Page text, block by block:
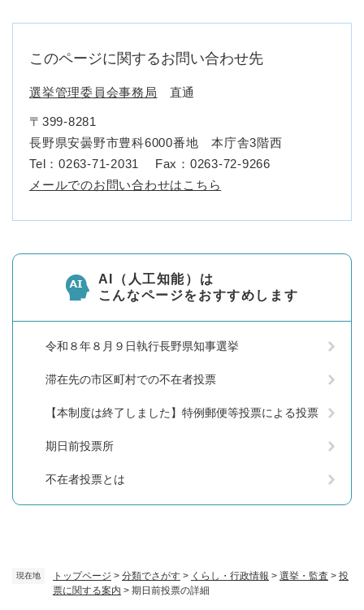
現在地 トップページ > 分類でさがす > くらし・行政情報 > 選挙・監査 > 投
票に関する案内 > 期日前投票の詳細
このページに関するお問い合わせ先
選挙管理委員会事務局 直通
〒399-8281
長野県安曇野市豊科6000番地 本庁舎3階西
Tel：0263-71-2031
Fax：0263-72-9266
メールでのお問い合わせはこちら
AI（人工知能）は
こんなページをおすすめします
令和８年８月９日執行長野県知事選挙
滞在先の市区町村での不在者投票
【本制度は終了しました】特例郵便等投票による投票
期日前投票所
不在者投票とは